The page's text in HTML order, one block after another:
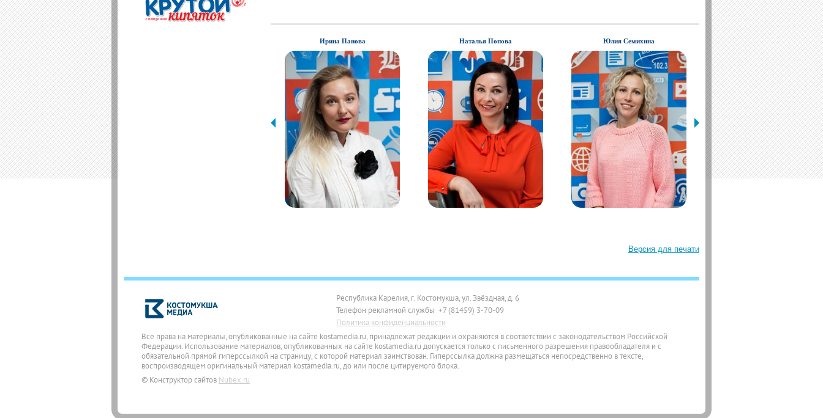
Юлия Семихина Ирина Панова Наталья Попова Юлия Семихина Даниил Бриллиантов
Версия для печати
Республика Карелия, г. Костомукша, ул. Звёздная, д. 6
Телефон рекламной службы +7 (81459) 3-70-09
Политика конфиденциальности
Все права на материалы, опубликованные на сайте kostamedia.ru, принадлежат редакции и охраняются в соответствии с законодательством Российской
Федерации. Использование материалов, опубликованных на сайте kostamedia.ru допускается только с письменного разрешения правообладателя и с
обязательной прямой гиперссылкой на страницу, с которой материал заимствован. Гиперссылка должна размещаться непосредственно в тексте,
воспроизводящем оригинальный материал kostamedia.ru, до или после цитируемого блока.
© Конструктор сайтов Nubex.ru